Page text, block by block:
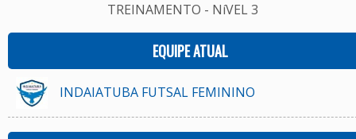
TREINAMENTO - NíVEL 3
EQUIPE ATUAL
INDAIATUBA FUTSAL FEMININO